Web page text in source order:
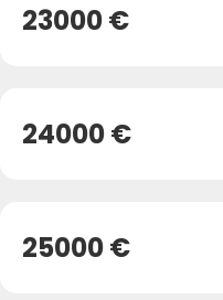
23000 €
24000 €
25000 €